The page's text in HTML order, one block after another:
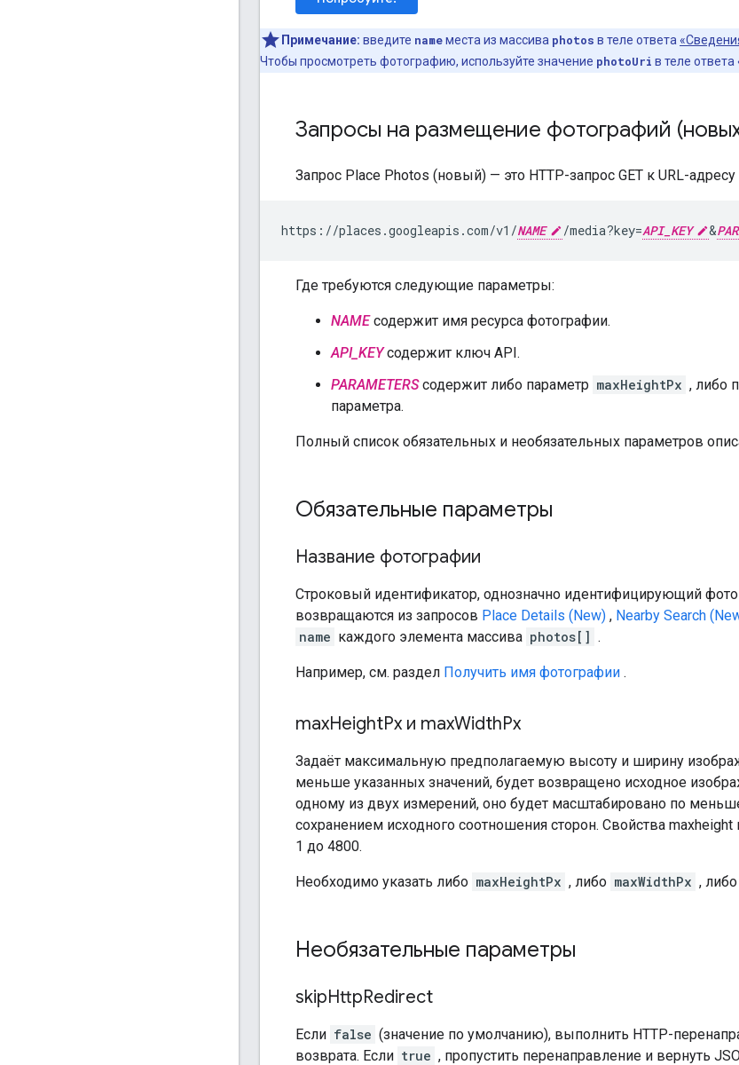
Примечание: введите nameместа из массива photos в теле ответа
Чтобы просмотреть фотографию, используйте значение photoUri в теле
Запросы на размещение фотографий
Запрос Place Photos (новый) — это HTTP-запрос GET к URL-
https://places.googleapis.com/v1/NAME /media?key=API_KEY &
Где требуются следующие параметры:
NAMEсодержит имя ресурса фотографии.
API_KEYсодержит ключ API.
PARAMETERSсодержит либо параметр maxHeightPx , либо
параметра.
Полный список обязательных и необязательных параметров
Обязательные параметры
Название фотографии
Строковый идентификатор, однозначно идентифицирующий
возвращаются из запросов Place Details (New) , Nearby Search
name каждого элемента массива photos[] .
Например, см. раздел Получить имя фотографии .
maxHeightPx и maxWidthPx
Задаёт максимальную предполагаемую высоту и ширину
меньше указанных значений, будет возвращено исходное
одному из двух измерений, оно будет масштабировано по
сохранением исходного соотношения сторон. Свойства
1 до 4800.
Необходимо указать либо maxHeightPx , либо maxWidthPx ,
Необязательные параметры
skipHttpRedirect
Если false (значение по умолчанию), выполнить HTTP-
возврата. Если true , пропустить перенаправление и вернуть